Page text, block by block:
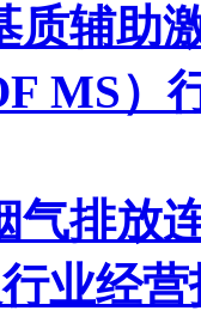
质辅助
MS）
气排放
业经